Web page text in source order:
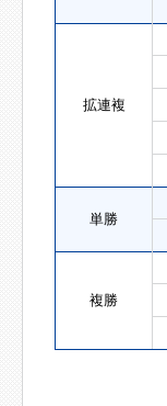
拡連複
単勝
複勝